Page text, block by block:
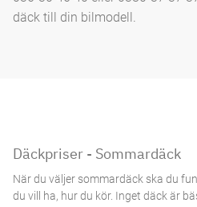
däck till din bilmodell.
Däckpriser - Sommardäck
När du väljer sommardäck ska du
du vill ha, hur du kör. Inget däck är